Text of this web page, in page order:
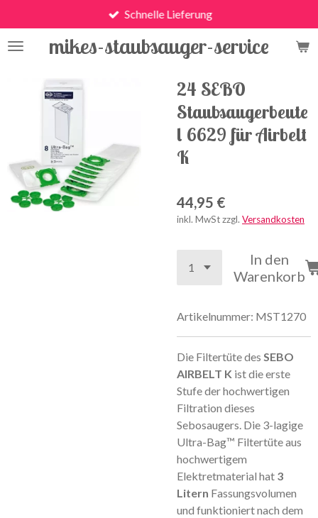
Hauptinhalt
springenmikes-staubsauger-service
Schnelle Lieferung
24 SEBO
Staubsaugerbeute
l 6629 für Airbelt
K
44,95 €
inkl. MwSt zzgl. Versandkosten
In den
Warenkorb
Artikelnummer: MST1270
Die Filtertüte des SEBO
AIRBELT K ist die erste
Stufe der hochwertigen
Filtration dieses
Sebosaugers. Die 3-lagige
Ultra-Bag™ Filtertüte aus
hochwertigem
Elektretmaterial hat 3
Litern Fassungsvolumen
und funktioniert nach dem